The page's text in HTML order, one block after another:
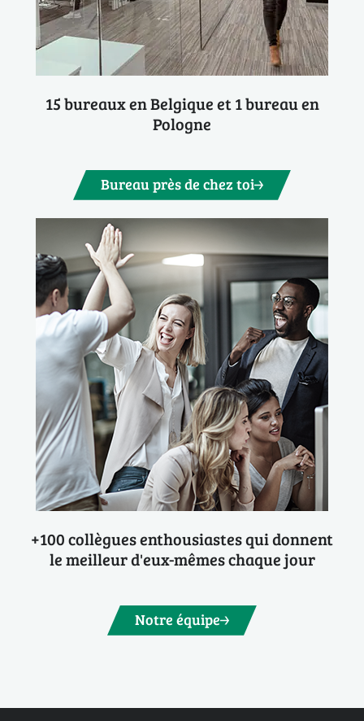
15 bureaux en Belgique et 1 bureau en
Pologne
Bureau près de chez toi
+100 collègues enthousiastes qui donnent
le meilleur d'eux-mêmes chaque jour
Notre équipe